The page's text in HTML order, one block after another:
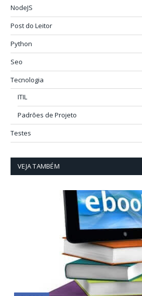
NodeJS
Post do Leitor
Python
Seo
Tecnologia
ITIL
Padrões de Projeto
Testes
VEJA TAMBÉM